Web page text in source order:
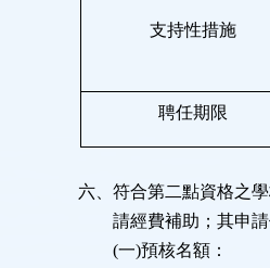
支持性措施
聘任期限
六、符合第二點資格之
請經費補助；其申請
(一)預核名額：